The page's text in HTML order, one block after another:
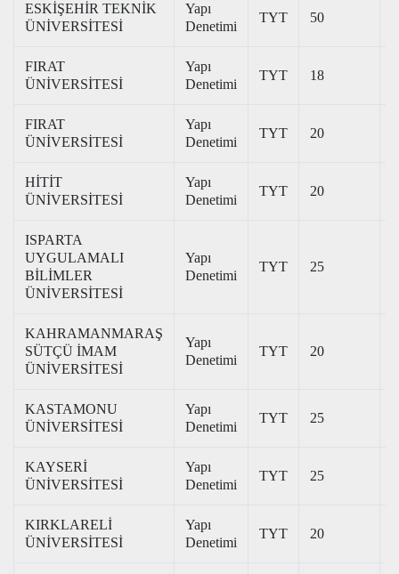
ESKİŞEHİR TEKNİK
ÜNİVERSİTESİ
Yapı
Denetimi
TYT 50
FIRAT
ÜNİVERSİTESİ
Yapı
Denetimi
TYT 18
FIRAT
ÜNİVERSİTESİ
Yapı
Denetimi
TYT 20
HİTİT
ÜNİVERSİTESİ
Yapı
Denetimi
TYT 20
ISPARTA
UYGULAMALI
BİLİMLER
ÜNİVERSİTESİ
Yapı
Denetimi
TYT 25
KAHRAMANMARAŞ
SÜTÇÜ İMAM
ÜNİVERSİTESİ
Yapı
Denetimi
TYT 20
KASTAMONU
ÜNİVERSİTESİ
Yapı
Denetimi
TYT 25
KAYSERİ
ÜNİVERSİTESİ
Yapı
Denetimi
TYT 25
KIRKLARELİ
ÜNİVERSİTESİ
Yapı
Denetimi
TYT 20